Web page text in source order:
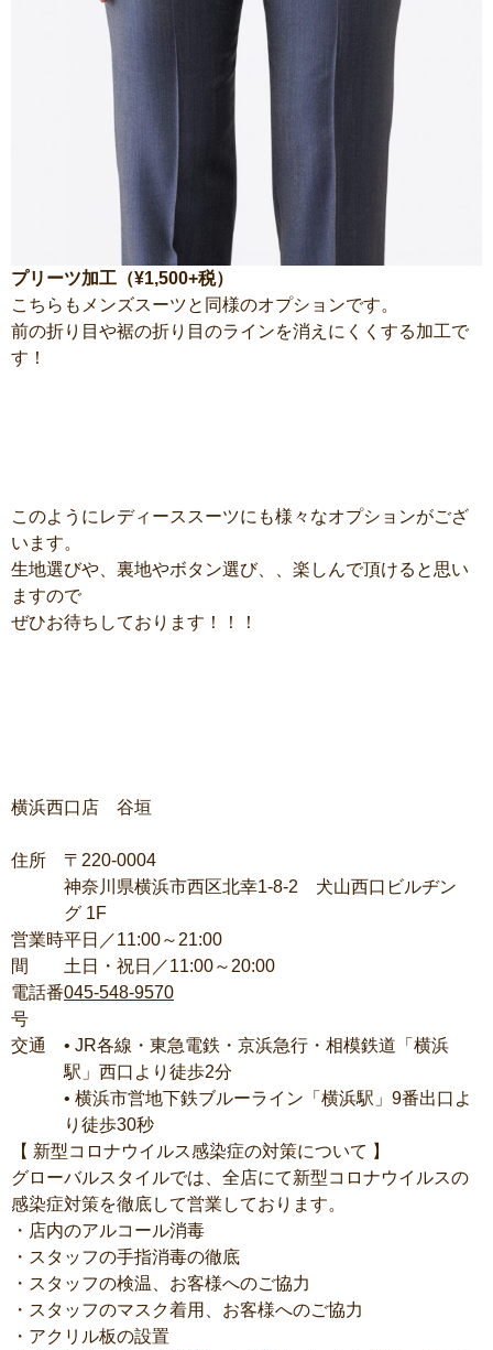
プリーツ加工（¥1,500+税）
こちらもメンズスーツと同様のオプションです。
前の折り目や裾の折り目のラインを消えにくくする加工で
す！
このようにレディーススーツにも様々なオプションがござ
います。
生地選びや、裏地やボタン選び、、楽しんで頂けると思い
ますので
ぜひお待ちしております！！！
横浜西口店 谷垣
住所 〒 220-0004
神奈川県横浜市西区北幸1-8-2 犬山西口ビルヂン
グ 1F
営業時
間
平日／11:00～ 21:00
土日・祝日／11:00～ 20:00
電話番
号
045-548-9570
交通 • JR各線・東急電鉄・京浜急行・相模鉄道「横浜
駅」西口より徒歩2分
• 横浜市営地下鉄ブルーライン「横浜駅」 9番出口よ
り徒歩30秒
【 新型コロナウイルス感染症の対策について 】
グローバルスタイルでは、全店にて新型コロナウイルスの
感染症対策を徹底して営業しております。
・店内のアルコール消毒
・スタッフの手指消毒の徹底
・スタッフの検温、お客様へのご協力
・スタッフのマスク着用、お客様へのご協力
・アクリル板の設置